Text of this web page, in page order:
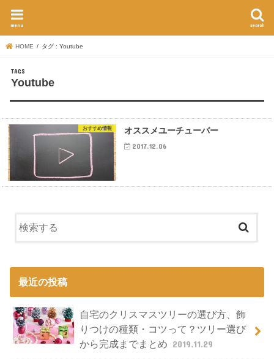
search
menu
HOME タグ : Youtube
Youtube
おすすめ情報 オススメユーチューバー
2017.12.06
最近の投稿
自宅のクリスマスツリーの選び方、飾
りつけの種類・コツって？ツリー選び
から完成までまとめ 2019.11.29